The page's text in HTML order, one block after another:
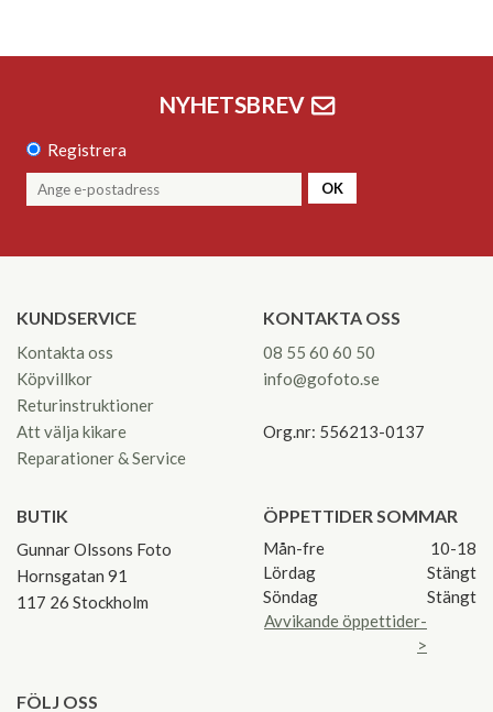
NYHETSBREV
Registrera
OK
KUNDSERVICE
Kontakta oss
Köpvillkor
Returinstruktioner
Att välja kikare
Reparationer & Service
KONTAKTA OSS
08 55 60 60 50
info@gofoto.se
Org.nr: 556213-0137
BUTIK
Gunnar Olssons Foto
Hornsgatan 91
117 26 Stockholm
ÖPPETTIDER SOMMAR
Mån-fre
10-18
Lördag
Stängt
Söndag
Stängt
Avvikande öppettider-
>
FÖLJ OSS